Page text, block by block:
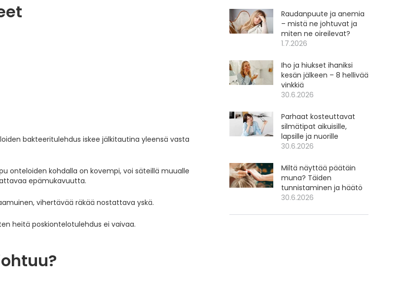
Raudanpuute ja anemia
– mistä ne johtuvat ja
miten ne oireilevat?
1.7.2026
Iho ja hiukset ihaniksi
kesän jälkeen – 8 hellivää
vinkkiä
30.6.2026
Parhaat kosteuttavat
silmätipat aikuisille,
lapsille ja nuorille
30.6.2026
Miltä näyttää päätäin
muna? Täiden
tunnistaminen ja häätö
30.6.2026
bakteeritulehdus iskee jälkitautina yleensä vasta
onteloiden kohdalla on kovempi, voi säteillä muualle
epämukavuutta.
vihertävää räkää nostattava yskä.
heitä poskiontelotulehdus ei vaivaa.